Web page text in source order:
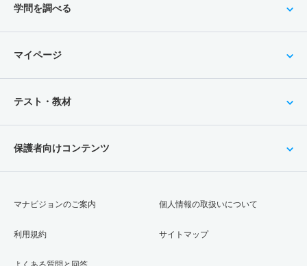
学問を調べる
マイページ
テスト・教材
保護者向けコンテンツ
マナビジョンのご案内
利用規約
個人情報の取扱いについて
サイトマップ